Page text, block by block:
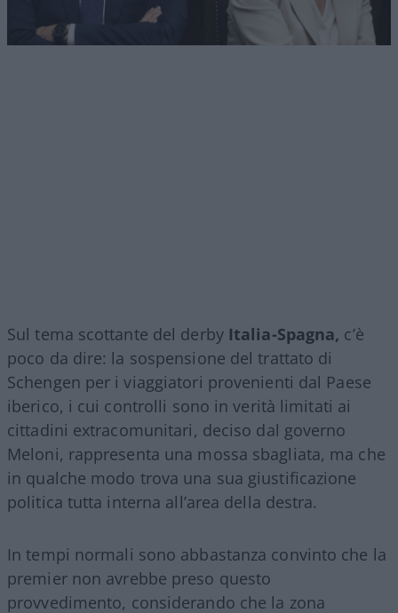
Sul tema scottante del derbyItalia-Spagna, c’è
poco da dire: la sospensione del trattato di
Schengen per i viaggiatori provenienti dal Paese
iberico, i cui controlli sono in verità limitati ai
cittadini extracomunitari, deciso dal governo
Meloni, rappresenta una mossa sbagliata, ma che
in qualche modo trova una sua giustificazione
politica tutta interna all’area della destra.
In tempi normali sono abbastanza convinto che la
premier non avrebbe preso questo
provvedimento, considerando che la zona